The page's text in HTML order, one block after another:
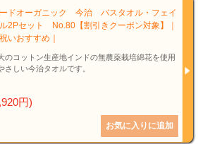
ドオーガニック 今治 バスタオル・フェイ
2Pセット No.80【割引きクーポン対象】｜
いおすすめ｜
のコットン生産地インドの無農薬栽培綿花を使用
さしい今治タオルです。
円)